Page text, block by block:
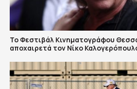
Το Φεστιβάλ Κινηματογράφου
αποχαιρετά τον Νίκο